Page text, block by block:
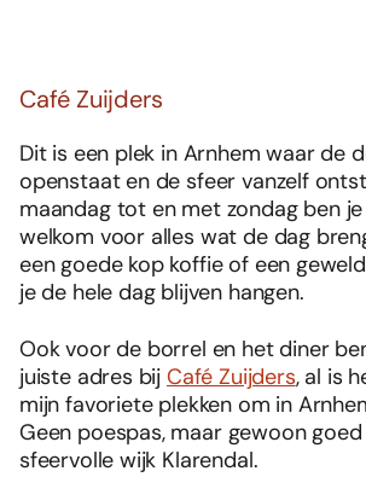
Café Zuijders
Dit is een plek in Arnhem waar de
openstaat en de sfeer vanzelf
maandag tot en met zondag ben je
welkom voor alles wat de dag
een goede kop koffie of een
je de hele dag blijven hangen.
Ook voor de borrel en het diner
juiste adres bij Café Zuijders, al is
mijn favoriete plekken om in
Geen poespas, maar gewoon
sfeervolle wijk Klarendal.